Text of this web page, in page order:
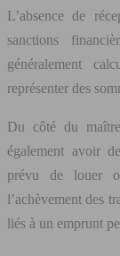
L’absence de
sanctions
généralement
représenter des
Du côté du
également avoir
prévu de louer
l’achèvement des
liés à un emprunt